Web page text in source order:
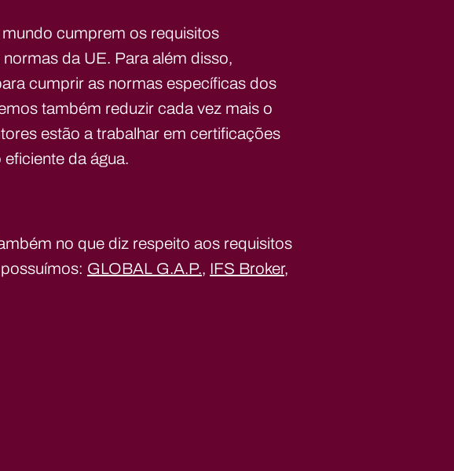
cumprem os requisitos
da UE. Para além disso,
cumprir as normas específicas dos
também reduzir cada vez mais o
estão a trabalhar em certificações
da água.
no que diz respeito aos requisitos
GLOBAL G.A.P., IFS Broker,